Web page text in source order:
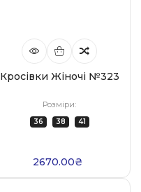
Кросівки Жіночі №323
Розміри:
36 38 41
2670.00₴